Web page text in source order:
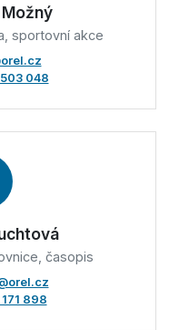
sportovní akce
048
časopis
898